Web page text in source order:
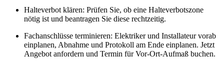
Halteverbot klären: Prüfen Sie, ob eine Halteverbotszone
nötig ist und beantragen Sie diese rechtzeitig.
Fachanschlüsse terminieren: Elektriker und Installateur vorab
einplanen, Abnahme und Protokoll am Ende einplanen. Jetzt
Angebot anfordern und Termin für Vor-Ort-Aufmaß buchen.